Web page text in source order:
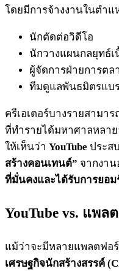
โดยมีการจ้างงานในตำแ
นักตัดต่อวิดีโอ
นักวางแผนกลยุทธ์เ
ผู้จัดการฝ่ายการตล
ทีมดูแลพันธมิตรแบ
ครีเอเตอร์บางรายสามาร
ที่ทำรายได้มหาศาลหลา
ให้เห็นว่า YouTube ประส
สร้างคอนเทนต์” จากงาน
ที่มั่นคงและได้รับการยอม
YouTube vs. แพล
แม้ว่าจะมีหลายแพลตฟอ
เศรษฐกิจนักสร้างสรรค์